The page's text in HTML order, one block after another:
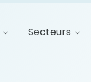
Secteurs